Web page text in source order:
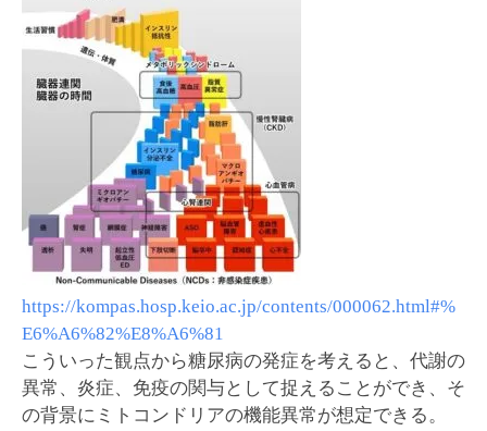
https://kompas.hosp.keio.ac.jp/contents/000062.html#%
E6%A6%82%E8%A6%81
こういった観点から糖尿病の発症を考えると、代謝の
異常、炎症、免疫の関与として捉えることができ、そ
の背景にミトコンドリアの機能異常が想定できる。